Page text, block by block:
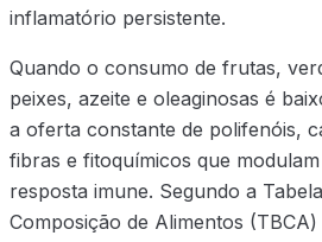
inflamatório persistente.
Quando o consumo de frutas,
peixes, azeite e oleaginosas é
a oferta constante de polifenóis,
fibras e fitoquímicos que
resposta imune. Segundo a
Composição de Alimentos